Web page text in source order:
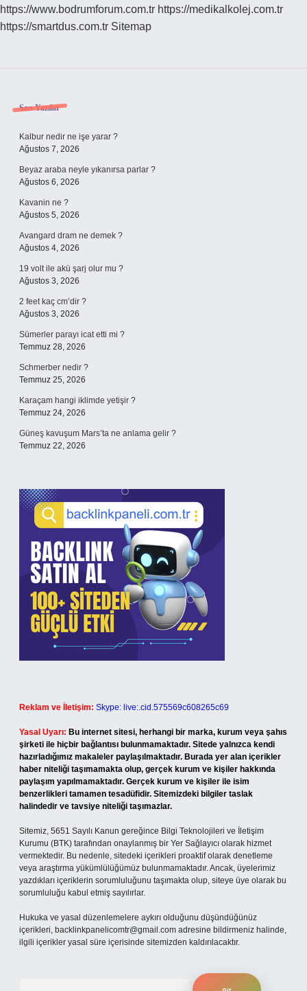
https://www.bodrumforum.com.tr https://medikalkolej.com.tr
https://smartdus.com.tr Sitemap
Sidebar
Son Yazılar
Kalbur nedir ne işe yarar ?
Ağustos 7, 2026
Beyaz araba neyle yıkanırsa parlar ?
Ağustos 6, 2026
Kavanin ne ?
Ağustos 5, 2026
Avangard dram ne demek ?
Ağustos 4, 2026
19 volt ile akü şarj olur mu ?
Ağustos 3, 2026
2 feet kaç cm’dir ?
Ağustos 3, 2026
Sümerler parayı icat etti mi ?
Temmuz 28, 2026
Schmerber nedir ?
Temmuz 25, 2026
Karaçam hangi iklimde yetişir ?
Temmuz 24, 2026
Güneş kavuşum Mars’ta ne anlama gelir ?
Temmuz 22, 2026
Reklam ve İletişim: Skype: live:.cid.575569c608265c69
Yasal Uyarı: Bu internet sitesi, herhangi bir marka, kurum veya şahıs
şirketi ile hiçbir bağlantısı bulunmamaktadır. Sitede yalnızca kendi
hazırladığımız makaleler paylaşılmaktadır. Burada yer alan içerikler
haber niteliği taşımamakta olup, gerçek kurum ve kişiler hakkında
paylaşım yapılmamaktadır. Gerçek kurum ve kişiler ile isim
benzerlikleri tamamen tesadüfidir. Sitemizdeki bilgiler taslak
halindedir ve tavsiye niteliği taşımazlar.
Sitemiz, 5651 Sayılı Kanun gereğince Bilgi Teknolojileri ve İletişim
Kurumu (BTK) tarafından onaylanmış bir Yer Sağlayıcı olarak hizmet
vermektedir. Bu nedenle, sitedeki içerikleri proaktif olarak denetleme
veya araştırma yükümlülüğümüz bulunmamaktadır. Ancak, üyelerimiz
yazdıkları içeriklerin sorumluluğunu taşımakta olup, siteye üye olarak bu
sorumluluğu kabul etmiş sayılırlar.
Hukuka ve yasal düzenlemelere aykırı olduğunu düşündüğünüz
içerikleri, backlinkpanelicomtr@gmail.com adresine bildirmeniz halinde,
ilgili içerikler yasal süre içerisinde sitemizden kaldırılacaktır.